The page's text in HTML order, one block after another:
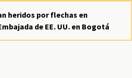
heridos por flechas en
de EE. UU. en Bogotá